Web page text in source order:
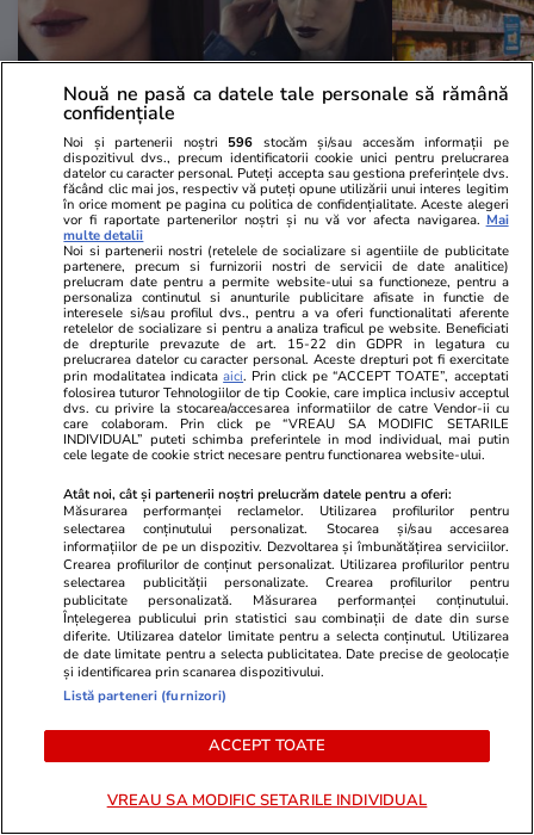
Advertorial
Smart is the new chic: Cum ne
ajută tehnologia să ne reinventăm
Advertorial
Înscrie-te
voucher de
PARTENERI
Wowbiz.ro
Detalii halucinante în cazul
bărbatului găsit îngropat într-o
curte din Botoșani! Marinel a fost
înjunghiat în inimă, iar concubina
lui se numără printre suspecți
Redactia.ro
Profetul
POLITIC
Nouă ne pasă ca datele tale personale să rămână
confidențiale
Noi și partenerii noștri 596 stocăm și/sau accesăm informații pe
dispozitivul dvs., precum identificatorii cookie unici pentru prelucrarea
datelor cu caracter personal. Puteți accepta sau gestiona preferințele dvs.
făcând clic mai jos, respectiv vă puteți opune utilizării unui interes legitim
în orice moment pe pagina cu politica de confidențialitate. Aceste alegeri
vor fi raportate partenerilor noștri și nu vă vor afecta navigarea. Mai
multe detalii
Noi si partenerii nostri (retelele de socializare si agentiile de publicitate
partenere, precum si furnizorii nostri de servicii de date analitice)
prelucram date pentru a permite website-ului sa functioneze, pentru a
personaliza continutul si anunturile publicitare afisate in functie de
interesele si/sau profilul dvs., pentru a va oferi functionalitati aferente
retelelor de socializare si pentru a analiza traficul pe website. Beneficiati
de drepturile prevazute de art. 15-22 din GDPR in legatura cu
prelucrarea datelor cu caracter personal. Aceste drepturi pot fi exercitate
prin modalitatea indicataaici. Prin click pe “ACCEPT TOATE”, acceptati
folosirea tuturor Tehnologiilor de tip Cookie, care implica inclusiv acceptul
dvs. cu privire la stocarea/accesarea informatiilor de catre Vendor-ii cu
care colaboram. Prin click pe “VREAU SA MODIFIC SETARILE
INDIVIDUAL” puteti schimba preferintele in mod individual, mai putin
cele legate de cookie strict necesare pentru functionarea website-ului.
Atât noi, cât și partenerii noștri prelucrăm datele pentru a oferi:
Măsurarea performanței reclamelor. Utilizarea profilurilor pentru
selectarea conținutului personalizat. Stocarea și/sau accesarea
informațiilor de pe un dispozitiv. Dezvoltarea și îmbunătățirea serviciilor.
Crearea profilurilor de conținut personalizat. Utilizarea profilurilor pentru
selectarea publicității personalizate. Crearea profilurilor pentru
publicitate personalizată. Măsurarea performanței conținutului.
Înțelegerea publicului prin statistici sau combinații de date din surse
diferite. Utilizarea datelor limitate pentru a selecta conținutul. Utilizarea
de date limitate pentru a selecta publicitatea. Date precise de geolocație
și identificarea prin scanarea dispozitivului.
Listă parteneri (furnizori)
ACCEPT TOATE
VREAU SA MODIFIC SETARILE INDIVIDUAL